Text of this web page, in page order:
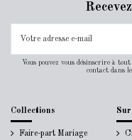
Vous pouvez vous désinscrire à
contact dans
Collections
Faire-part Mariage